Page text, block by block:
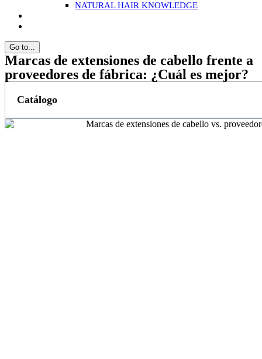
NATURAL HAIR KNOWLEDGE
Go to...
Marcas de extensiones de cabello frente a
proveedores de fábrica: ¿Cuál es mejor?
Catálogo